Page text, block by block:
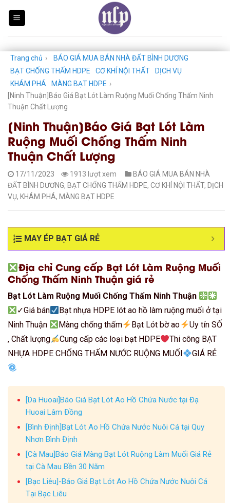
Trang chủ ›
BÁO GIÁ MUA BÁN NHÀ ĐẤT BÌNH DƯƠNG
BẠT CHỐNG THẤM HDPE
CƠ KHÍ NỘI THẤT
DỊCH VỤ
KHÁM PHÁ
MÀNG BẠT HDPE ›
[Ninh Thuận]Báo Giá Bạt Lót Làm Ruộng Muối Chống Thấm Ninh
Thuận Chất Lượng
[Ninh Thuận]Báo Giá Bạt Lót Làm
Ruộng Muối Chống Thấm Ninh
Thuận Chất Lượng
17/11/2023 1913 lượt xem
BÁO GIÁ MUA BÁN NHÀ
ĐẤT BÌNH DƯƠNG, BẠT CHỐNG THẤM HDPE, CƠ KHÍ NỘI THẤT, DỊCH
VỤ, KHÁM PHÁ, MÀNG BẠT HDPE
MAY ÉP BẠT GIÁ RẺ
Địa chỉ Cung cấp Bạt Lót Làm Ruộng Muối
Chống Thấm Ninh Thuận giá rẻ
Bạt Lót Làm Ruộng Muối Chống Thấm Ninh Thuận
✓Giá bán
Bạt nhựa HDPE lót ao hồ làm ruộng muối ở tại
Ninh Thuận
Màng chống thấm Bạt Lót bờ ao
Uy tín SỐ
, Chất lượng
Cung cấp các loại bạt HDPE
Thi công BẠT
NHỰA HDPE CHỐNG THẤM NƯỚC RUỘNG MUỐI
GIÁ RẺ
[Da Huoai]Báo Giá Bạt Lót Ao Hồ Chứa Nước tại Đạ
Huoai Lâm Đồng
[Bình Định]Bạt Lót Ao Hồ Chứa Nước Nuôi Cá tại Quy
Nhơn Bình Định
[Cà Mau]Báo Giá Màng Bạt Lót Ruộng Làm Muối Giá Rẻ
tại Cà Mau Bền 30 Năm
[Bạc Liêu]-Báo Giá Bạt Lót Ao Hồ Chứa Nước Nuôi Cá
Tại Bạc Liêu